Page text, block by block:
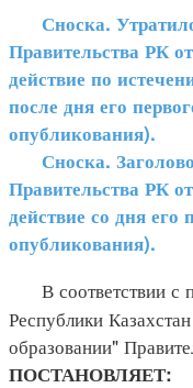
Сноска.
Правительства РК
действие по
после дня его
опубликования).
Сноска.
Правительства РК
действие со дня его
опубликования).
В соответствии с
Республики
образовании"
ПОСТАНОВЛЯЕТ: